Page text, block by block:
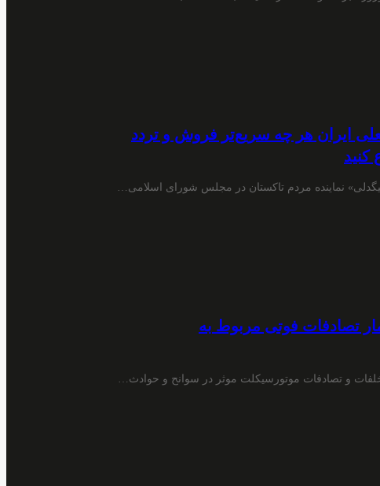
ایران هر چه سریع‌تر فروش و تردد
تصادفات فوتی مربوط به
و تصادفات موتورسیکلت موثر در سوانح و حوادث…